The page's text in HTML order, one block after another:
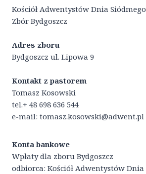
Kościół Adwentystów Dnia Siódmego
Zbór Bydgoszcz
Adres zboru
Bydgoszcz ul. Lipowa 9
Kontakt z pastorem
Tomasz Kosowski
tel.+ 48 698 636 544
e-mail: tomasz.kosowski@adwent.pl
Konta bankowe
Wpłaty dla zboru Bydgoszcz
odbiorca: Kościół Adwentystów Dnia